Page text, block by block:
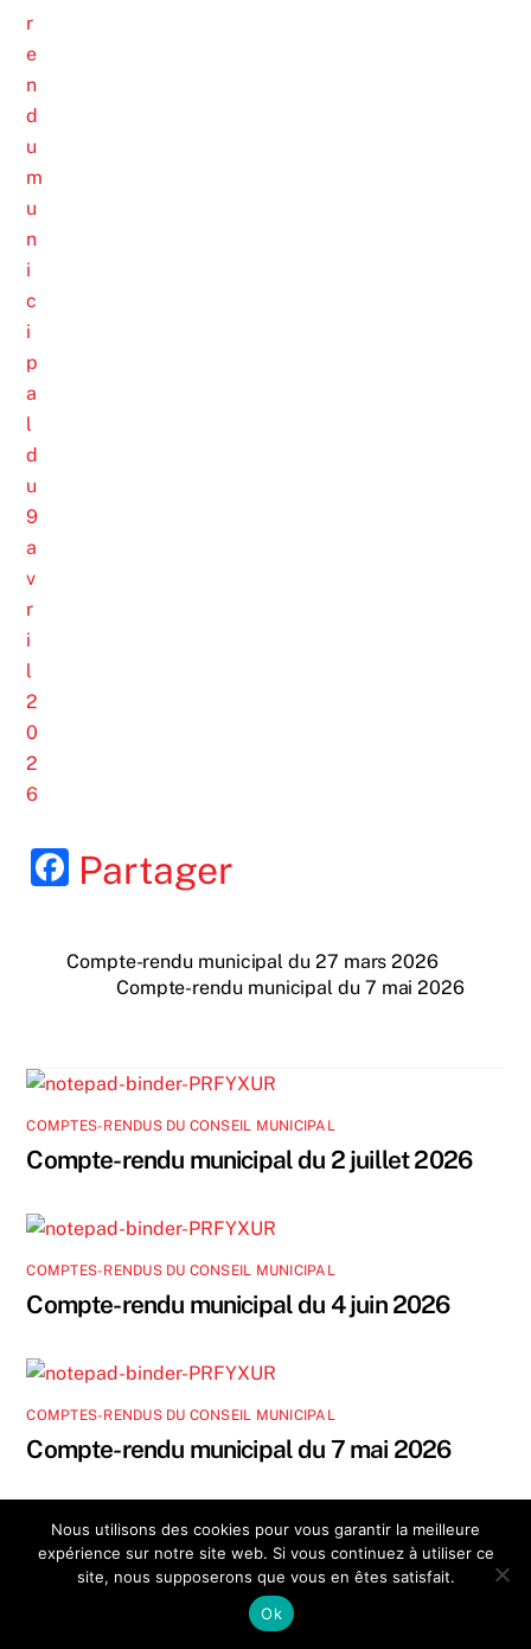
F
c
e
o
k
Partager
Compte-rendu municipal du 27 mars 2026
Compte-rendu municipal du 7 mai 2026
COMPTES-RENDUS DU CONSEIL MUNICIPAL
Compte-rendu municipal du 2 juillet 2026
COMPTES-RENDUS DU CONSEIL MUNICIPAL
Compte-rendu municipal du 4 juin 2026
COMPTES-RENDUS DU CONSEIL MUNICIPAL
Compte-rendu municipal du 7 mai 2026
Nous utilisons des cookies pour vous garantir la meilleure
expérience sur notre site web. Si vous continuez à utiliser ce
site, nous supposerons que vous en êtes satisfait.
Ok